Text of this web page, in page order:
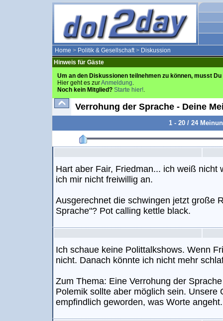
Home > Politik & Gesellschaft> Diskussion
Hinweis für Gäste
Um an den Diskussionen teilnehmen zu können, musst
Hier geht es zurAnmeldung.
Noch kein Mitglied? Starte hier!.
Verrohung der Sprache - Deine
1 - 20 / 24
Hart aber Fair, Friedman... ich weiß nicht
ich mir nicht freiwillig an.
Ausgerechnet die schwingen jetzt große
Sprache"? Pot calling kettle black.
Ich schaue keine Polittalkshows. Wenn
nicht. Danach könnte ich nicht mehr
Zum Thema: Eine Verrohung der
Polemik sollte aber möglich sein. Unsere
empfindlich geworden, was Worte angeht.